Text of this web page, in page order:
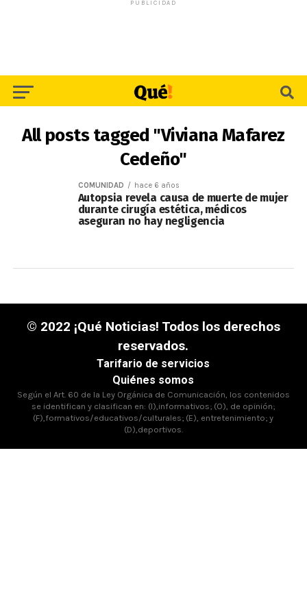
PUBLICIDAD
All posts tagged "Viviana Mafarez
Cedeño"
COMUNIDAD hace 6 años
Autopsia revela causa de muerte de mujer
durante cirugía estética, médicos
aseguran no hay negligencia
© 2022 ¡Qué Noticias! Todos los derechos
reservados.
Tarifario de servicios
Quiénes somos
Según el Art. 60 de la Ley Orgánica de Comunicación, los contenidos
se identifican y clasifican en: (I),informativos; (O), de opinión;
(F),formativos/educativos/culturales; (E), entretenimiento; y
(D),deportivos.